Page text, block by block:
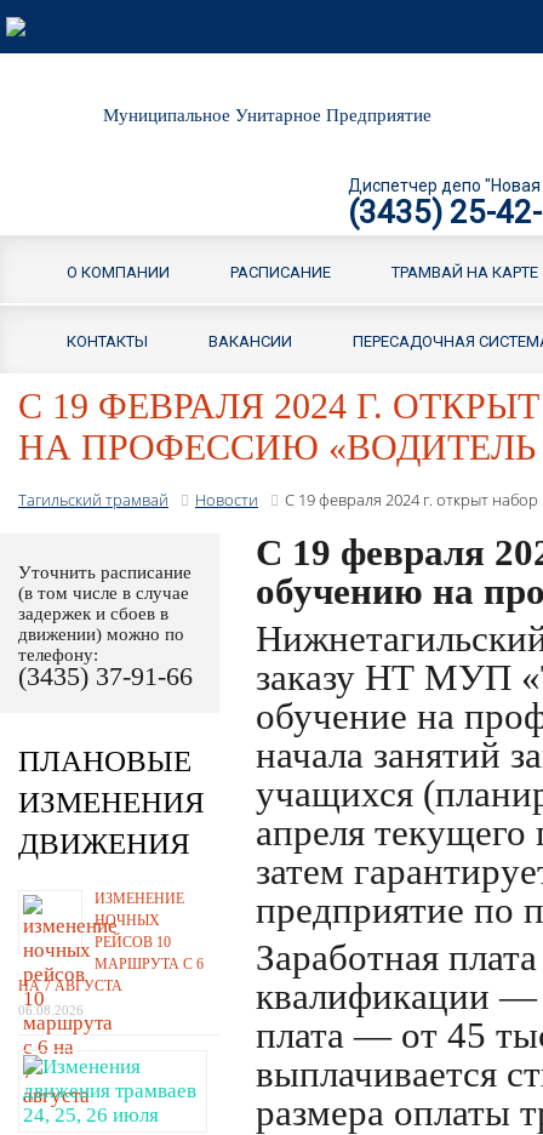
Муниципальное Унитарное Предприятие
Диспетчер депо
(3435) 25-
О КОМПАНИИ РАСПИСАНИЕ ТРАМВАЙ НА КАРТЕ
КОНТАКТЫ ВАКАНСИИ ПЕРЕСАДОЧНАЯ
С 19 ФЕВРАЛЯ 2024 Г.
НА ПРОФЕССИЮ «ВОДИТЕЛЬ
Тагильский трамвай Новости С 19 февраля 2024 г. открыт
С 19 февраля
обучению на
заказу НТ МУП
обучение на
начала занятий
учащихся
апреля
затем
предприятие по
Заработная
квалификации —
плата — от 45
выплачивается
размера оплаты
Уточнить расписание
(в том числе в случае
задержек и сбоев в
движении) можно по
телефону:
(3435) 37-91-66
ПЛАНОВЫЕ
ИЗМЕНЕНИЯ
ДВИЖЕНИЯ
ИЗМЕНЕНИЕ
НОЧНЫХ
РЕЙСОВ 10
МАРШРУТА С 6
НА 7 АВГУСТА
06.08.2026